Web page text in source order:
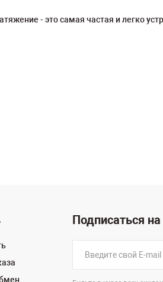
- это самая частая и легко
Подписаться